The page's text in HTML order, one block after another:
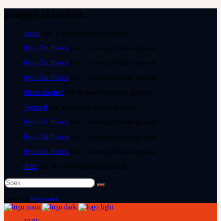
Juanri
Ryno Du Plessis
Ryno Du Plessis
Ryno Du Plessis
Pieter Mostert
Tearlach
Ryno Du Plessis
Ryno Du Plessis
Ryno Du Plessis
Anze
Soek
na:
Registreer